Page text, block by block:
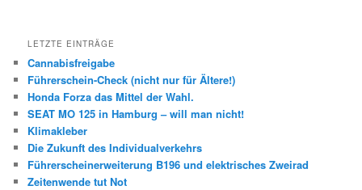
LETZTE EINTRÄGE
Cannabisfreigabe
Führerschein-Check (nicht nur für Ältere!)
Honda Forza das Mittel der Wahl.
SEAT MO 125 in Hamburg – will man nicht!
Klimakleber
Die Zukunft des Individualverkehrs
Führerscheinerweiterung B196 und elektrisches Zweirad
Zeitenwende tut Not